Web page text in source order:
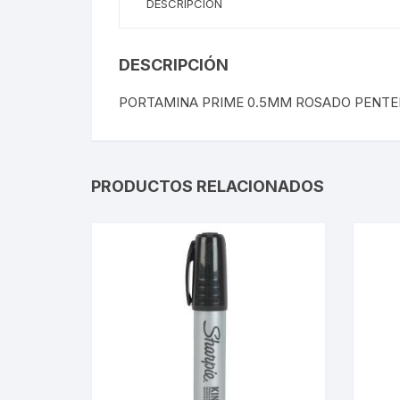
DESCRIPCIÓN
DESCRIPCIÓN
PORTAMINA PRIME 0.5MM ROSADO
PRODUCTOS RELACIONADOS